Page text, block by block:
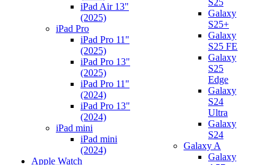
iPad Air 13"
(2025)
iPad Pro
iPad Pro 11"
(2025)
iPad Pro 13"
(2025)
iPad Pro 11"
(2024)
iPad Pro 13"
(2024)
iPad mini
iPad mini
(2024)
Apple Watch
S25
Galaxy
S25+
Galaxy
S25 FE
Galaxy
S25
Edge
Galaxy
S24
Ultra
Galaxy
S24
Galaxy A
Galaxy